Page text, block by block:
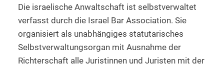
Die israelische Anwaltschaft ist selbstverwaltet
verfasst durch die Israel Bar Association. Sie
organisiert als unabhängiges statutarisches
Selbstverwaltungsorgan mit Ausnahme der
Richterschaft alle Juristinnen und Juristen mit der